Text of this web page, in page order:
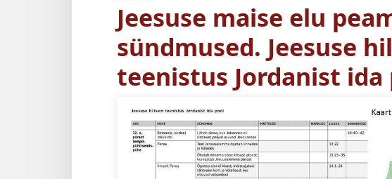
Jeesuse maise elu
sündmused. Jeesuse
teenistus Jordanist ida